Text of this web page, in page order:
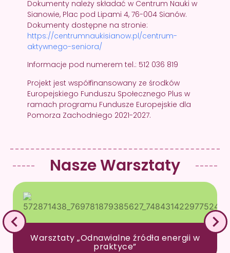
Dokumenty należy składać w Centrum Nauki w
Sianowie, Plac pod Lipami 4, 76-004 Sianów.
Dokumenty dostępne na stronie:
https://centrumnaukisianow.pl/centrum-
aktywnego-seniora/
Informacje pod numerem tel.: 512 036 819
Projekt jest współfinansowany ze środków
Europejskiego Funduszu Społecznego Plus w
ramach programu Fundusze Europejskie dla
Pomorza Zachodniego 2021-2027.
Nasze Warsztaty
Warsztaty „Odnawialne źródła energii w
praktyce”